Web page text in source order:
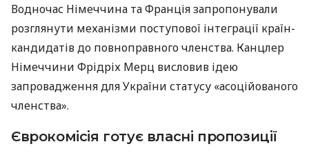
Водночас Німеччина та Франція запропонували
розглянути механізми поступової інтеграції країн-
кандидатів до повноправного членства. Канцлер
Німеччини Фрідріх Мерц висловив ідею
запровадження для України статусу «асоційованого
членства».
Єврокомісія готує власні пропозиції